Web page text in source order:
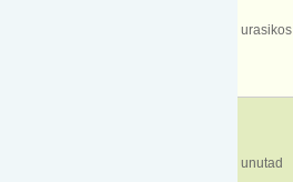
urasikos
unutad